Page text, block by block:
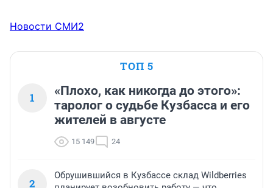
Новости СМИ2
ТОП 5
1
«Плохо, как никогда до этого»:
таролог о судьбе Кузбасса и его
жителей в августе
15 149 24
2
Обрушившийся в Кузбассе склад Wildberries